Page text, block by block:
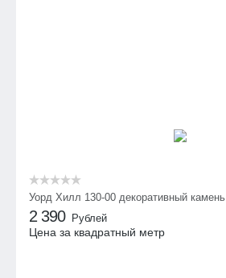
Уорд Хилл 130-00 декоративный камень
2 390 Рублей
Цена за квадратный метр